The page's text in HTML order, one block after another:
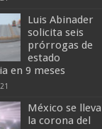
Luis Abinader
solicita seis
prórrogas de
estado
en 9 meses
México se lleva
la corona del